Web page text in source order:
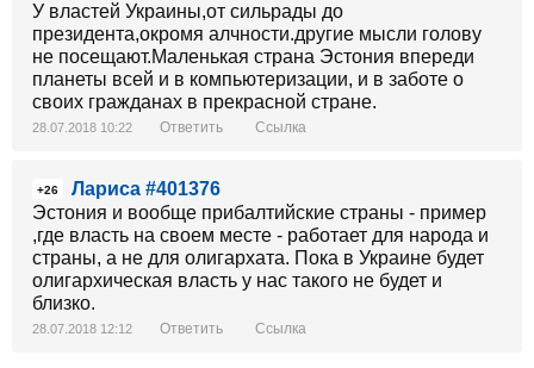
У властей Украины,от сильрады до
президента,окромя алчности.другие мысли голову
не посещают.Маленькая страна Эстония впереди
планеты всей и в компьютеризации, и в заботе о
своих гражданах в прекрасной стране.
28.07.2018 10:22 Ответить Ссылка
+26
Лариса #401376
Эстония и вообще прибалтийские страны - пример
,где власть на своем месте - работает для народа и
страны, а не для олигархата. Пока в Украине будет
олигархическая власть у нас такого не будет и
близко.
28.07.2018 12:12 Ответить Ссылка